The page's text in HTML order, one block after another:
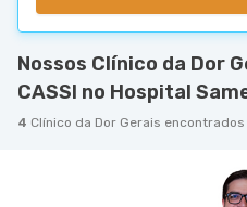
Nossos Clínico da Dor
CASSI no Hospital
4 Clínico da Dor Gerais encontrados